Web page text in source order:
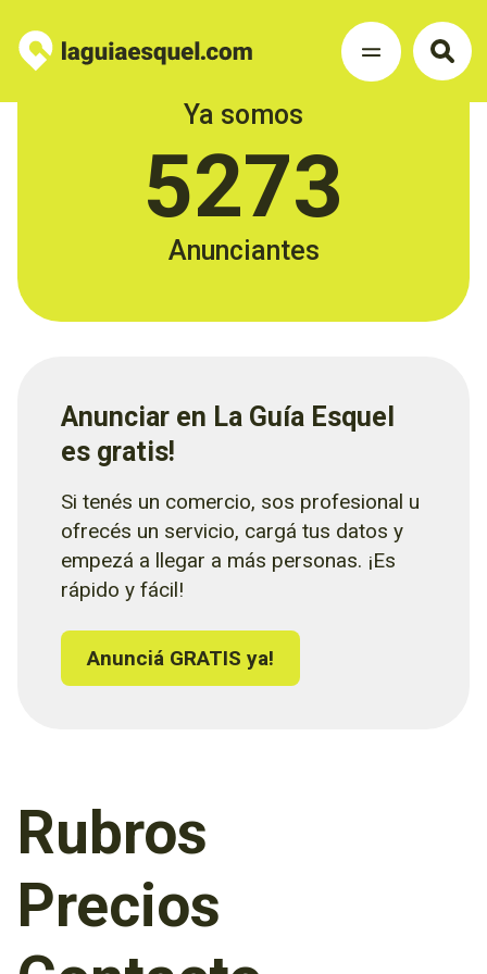
Ya somos
5273
Anunciantes
Anunciar en La Guía Esquel
es gratis!
Si tenés un comercio, sos profesional u
ofrecés un servicio, cargá tus datos y
empezá a llegar a más personas. ¡Es
rápido y fácil!
Anunciá GRATIS ya!
Rubros
Precios